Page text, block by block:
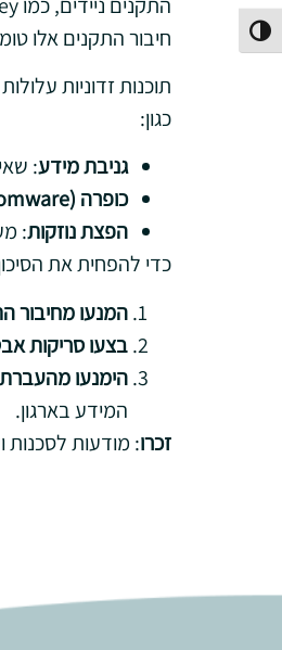
הפעל/כבה ניגודיות גבוההחיבור התקנים אלו
תוכנות זדוניות
כגון:
גניבת מידע:
כופרה (Ransomware)
הפצת נוזקות:
כדי להפחית את
המנעו מחיבור
בצעו סריקות
הימנעו מהעברת
המידע בארגון.
זכרו: מודעות